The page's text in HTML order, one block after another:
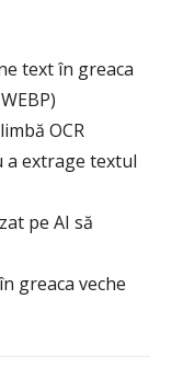
text în greaca
OCR
a extrage textul
pe AI să
greaca veche